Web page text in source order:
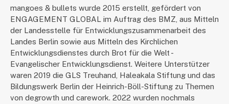
mangoes & bullets wurde 2015 erstellt, gefördert von
ENGAGEMENT GLOBAL im Auftrag des BMZ, aus Mitteln
der Landesstelle für Entwicklungszusammenarbeit des
Landes Berlin sowie aus Mitteln des Kirchlichen
Entwicklungsdienstes durch Brot für die Welt -
Evangelischer Entwicklungsdienst. Weitere Unterstützer
waren 2019 die GLS Treuhand, Haleakala Stiftung und das
Bildungswerk Berlin der Heinrich-Böll-Stiftung zu Themen
von degrowth und carework. 2022 wurden nochmals